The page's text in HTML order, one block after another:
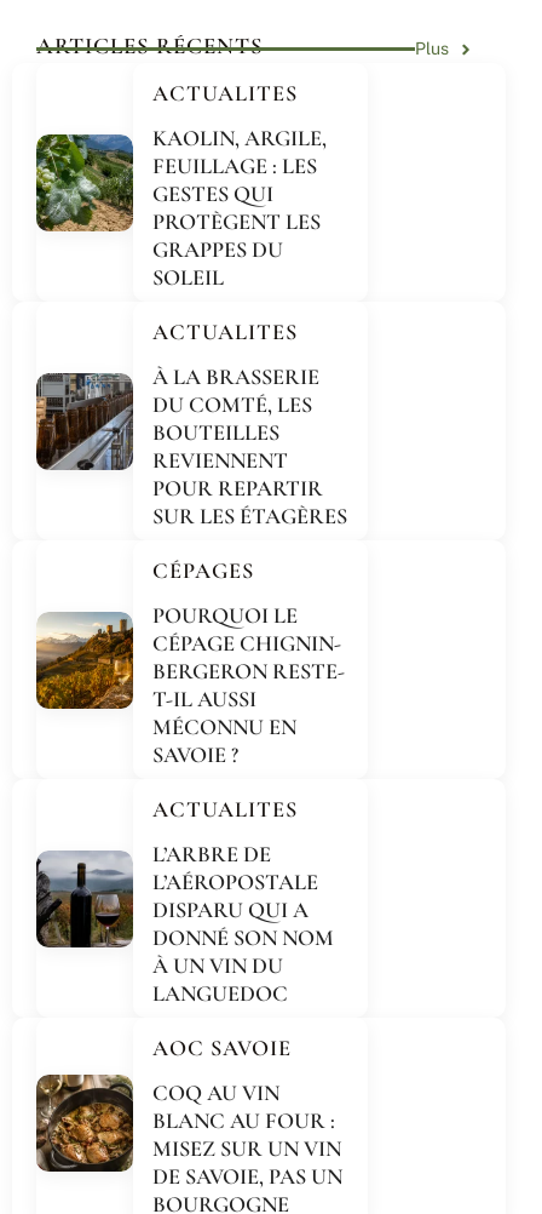
ARTICLES RÉCENTS Plus
ACTUALITES
KAOLIN, ARGILE,
FEUILLAGE : LES
GESTES QUI
PROTÈGENT LES
GRAPPES DU
SOLEIL
ACTUALITES
À LA BRASSERIE
DU COMTÉ, LES
BOUTEILLES
REVIENNENT
POUR REPARTIR
SUR LES ÉTAGÈRES
CÉPAGES
POURQUOI LE
CÉPAGE CHIGNIN-
BERGERON RESTE-
T-IL AUSSI
MÉCONNU EN
SAVOIE ?
ACTUALITES
L’ARBRE DE
L’AÉROPOSTALE
DISPARU QUI A
DONNÉ SON NOM
À UN VIN DU
LANGUEDOC
AOC SAVOIE
COQ AU VIN
BLANC AU FOUR :
MISEZ SUR UN VIN
DE SAVOIE, PAS UN
BOURGOGNE